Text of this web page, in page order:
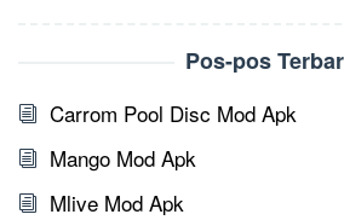
Pos-pos
Carrom Pool Disc Mod Apk
Mango Mod Apk
Mlive Mod Apk